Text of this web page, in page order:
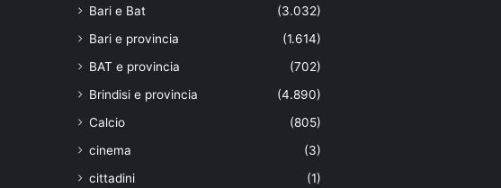
Bari e Bat
(3.032)
Bari e provincia
(1.614)
BAT e provincia
(702)
Brindisi e provincia
(4.890)
Calcio
(805)
cinema
(3)
cittadini
(1)